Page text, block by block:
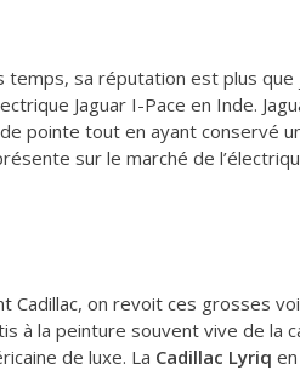
sa réputation est plus
Jaguar I-Pace en Inde.
pointe tout en ayant conservé
sur le marché de
Cadillac, on revoit ces grosses
la peinture souvent vive de la
de luxe. La Cadillac Lyriq